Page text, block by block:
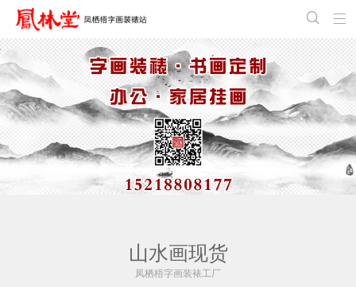


山水画现货
凤栖梧字画装裱工厂